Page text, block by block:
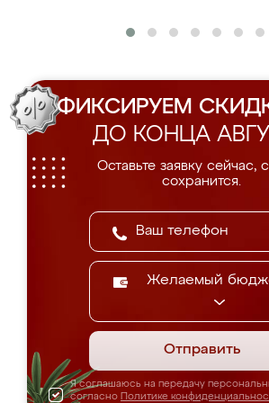
ФИКСИРУЕМ
ДО КОНЦА
Оставьте заявку сейчас,
сохранится.
Желаемый
Отправить
Я соглашаюсь на передачу
согласно Политике